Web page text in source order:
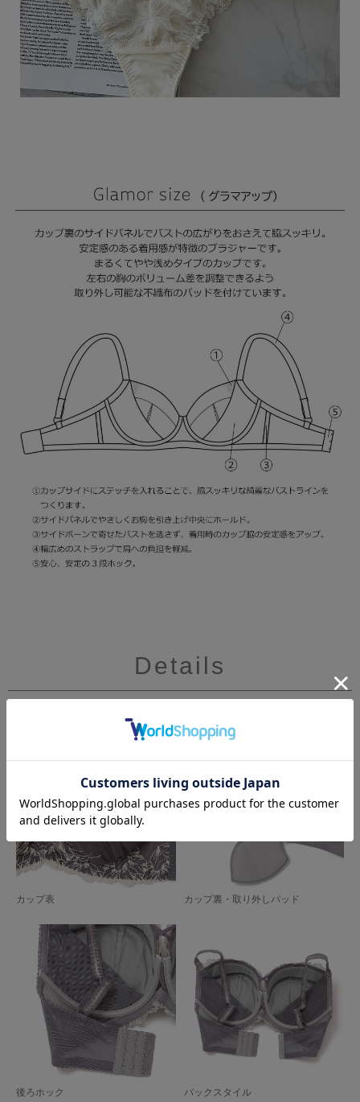
Details
カップ表 カップ裏・取り外しパッド
後ろホック バックスタイル